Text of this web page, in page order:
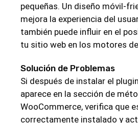
pequeñas. Un diseño móvil-
mejora la experiencia del
también puede influir en el
tu sitio web en los motores
Solución de Problemas
Si después de instalar el
aparece en la sección de
WooCommerce, verifica que
correctamente instalado y